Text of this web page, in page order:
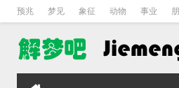
预兆 梦见 象征 动物 事业